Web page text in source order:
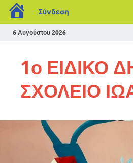
Σύνδεση
6 Αυγούστου 2026
1ο ΕΙΔΙΚΟ
ΣΧΟΛΕΙΟ